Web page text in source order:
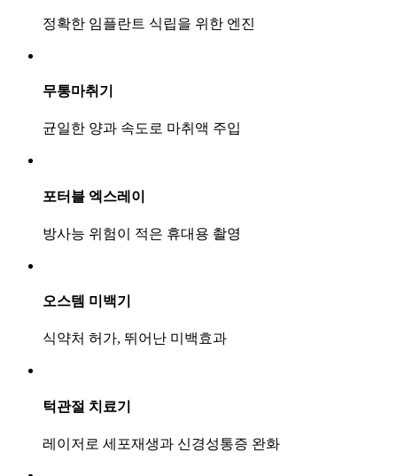
정확한 임플란트 식립을 위한 엔진
무통마취기
균일한 양과 속도로 마취액 주입
포터블 엑스레이
방사능 위험이 적은 휴대용 촬영
오스템 미백기
식약처 허가, 뛰어난 미백효과
턱관절 치료기
레이저로 세포재생과 신경성통증 완화